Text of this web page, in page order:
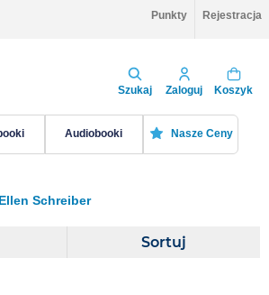
Punkty Rejestracja
Szukaj Zaloguj Koszyk
Audiobooki Nasze Ceny
Schreiber
Sortuj